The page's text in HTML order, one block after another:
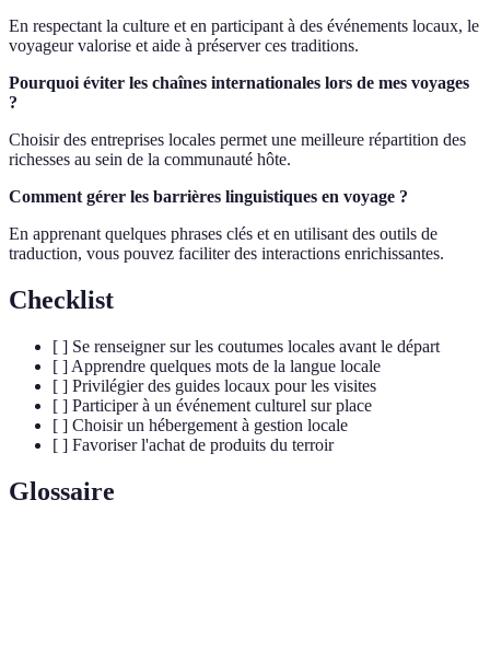
En respectant la culture et en participant à des événements locaux, le
voyageur valorise et aide à préserver ces traditions.
Pourquoi éviter les chaînes internationales lors de mes voyages
?
Choisir des entreprises locales permet une meilleure répartition des
richesses au sein de la communauté hôte.
Comment gérer les barrières linguistiques en voyage ?
En apprenant quelques phrases clés et en utilisant des outils de
traduction, vous pouvez faciliter des interactions enrichissantes.
Checklist
[ ] Se renseigner sur les coutumes locales avant le départ
[ ] Apprendre quelques mots de la langue locale
[ ] Privilégier des guides locaux pour les visites
[ ] Participer à un événement culturel sur place
[ ] Choisir un hébergement à gestion locale
[ ] Favoriser l'achat de produits du terroir
Glossaire